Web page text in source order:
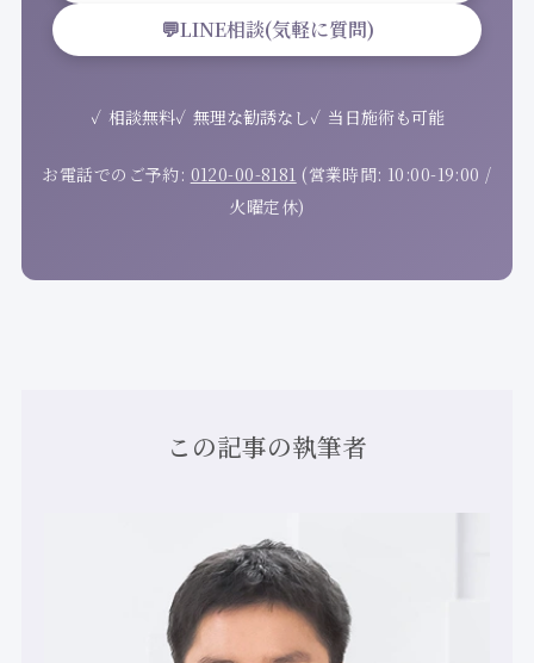
💬LINE相談(気軽に質問)
相談無料 無理な勧誘なし 当日施術も可能
お電話でのご予約: 0120-00-8181 (営業時間: 10:00-19:00 /
火曜定休)
この記事の執筆者